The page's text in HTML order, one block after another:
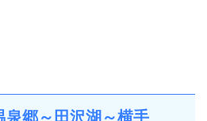
泉郷～田沢湖～横手